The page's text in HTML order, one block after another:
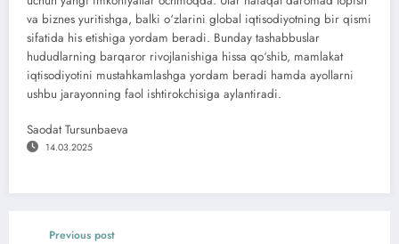
va biznes yuritishga, balki o‘zlarini global iqtisodiyotning bir qismi
sifatida his etishiga yordam beradi. Bunday tashabbuslar
hududlarning barqaror rivojlanishiga hissa qo‘shib, mamlakat
iqtisodiyotini mustahkamlashga yordam beradi hamda ayollarni
ushbu jarayonning faol ishtirokchisiga aylantiradi.
Saodat Tursunbaeva
14.03.2025
Previous post